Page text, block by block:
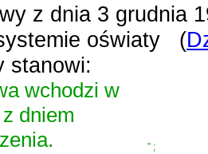
z dnia 3 grudnia
oświaty
(
stanowi:
wchodzi w
dniem
” ;